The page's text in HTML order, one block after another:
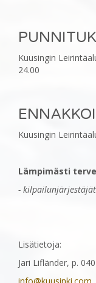
Kuusingin
24.00
Kuusingin
Lämpimästi
-
Lisätietoja:
Jari Lifländer, p.